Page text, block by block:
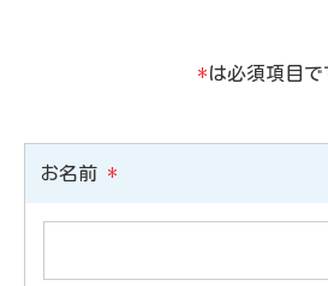
*は必須項目で
お名前 *